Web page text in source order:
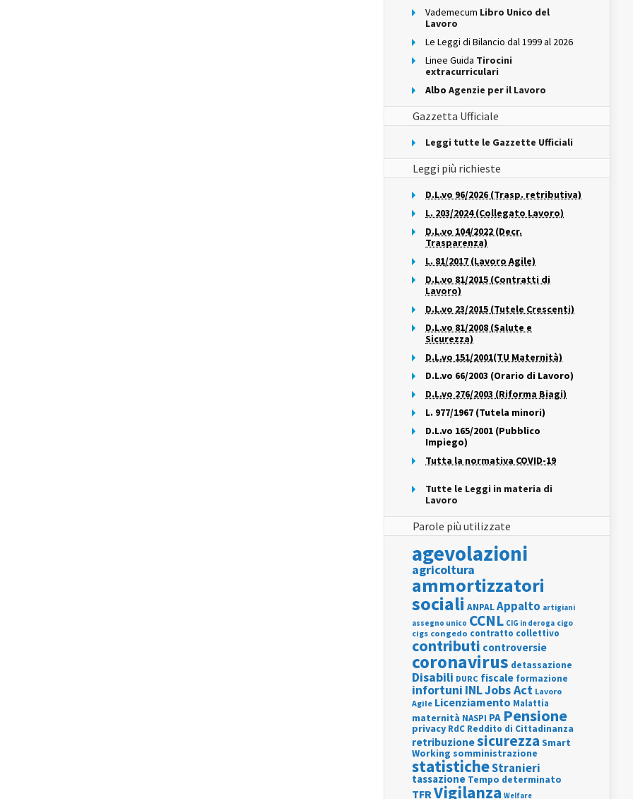
Vademecum Libro Unico del
Lavoro
Le Leggi di Bilancio dal 1999 al 2026
Linee Guida Tirocini
extracurriculari
Albo Agenzie per il Lavoro
Gazzetta Ufficiale
Leggi tutte le Gazzette Ufficiali
Leggi più richieste
D.L.vo 96/2026 (Trasp. retributiva)
L. 203/2024 (Collegato Lavoro)
D.L.vo 104/2022 (Decr.
Trasparenza)
L. 81/2017 (Lavoro Agile)
D.L.vo 81/2015 (Contratti di
Lavoro)
D.L.vo 23/2015 (Tutele Crescenti)
D.L.vo 81/2008 (Salute e
Sicurezza)
D.L.vo 151/2001(TU Maternità)
D.L.vo 66/2003 (Orario di Lavoro)
D.L.vo 276/2003 (Riforma Biagi)
L. 977/1967 (Tutela minori)
D.L.vo 165/2001 (Pubblico
Impiego)
Tutta la normativa COVID-19
Tutte le Leggi in materia di
Lavoro
Parole più utilizzate
agevolazioni
agricoltura
ammortizzatori
sociali ANPALAppalto artigiani
assegno unico CCNL CIG in deroga cigo
cigs congedo contratto collettivo
contributi controversie
coronavirus detassazione
Disabili DURC fiscale formazione
infortuni INLJobs Act Lavoro
Agile Licenziamento Malattia
maternità NASPI PA Pensione
privacy RdC Reddito di Cittadinanza
retribuzionesicurezza Smart
Working somministrazione
statisticheStranieri
tassazione Tempo determinato
TFRVigilanza Welfare